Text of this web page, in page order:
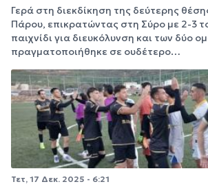
Γερά στη διεκδίκηση της δεύτερης
Πάρου, επικρατώντας στη Σύρο με 2-3
παιχνίδι για διευκόλυνση και των δύο
πραγματοποιήθηκε σε ουδέτερο…
Τετ, 17 Δεκ. 2025 - 6:21